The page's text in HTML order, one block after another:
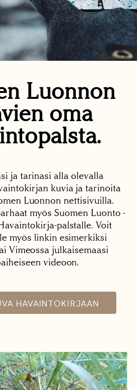
Luonnon
oma
ja tarinasi alla olevalla
kuvia ja tarinoita
Luonnon nettisivuilla.
myös Suomen Luonto -
palstalle. Voit
myös linkin esimerkiksi
Vimeossa julkaisemaasi
videoon.
HAVAINTOKIRJAAN